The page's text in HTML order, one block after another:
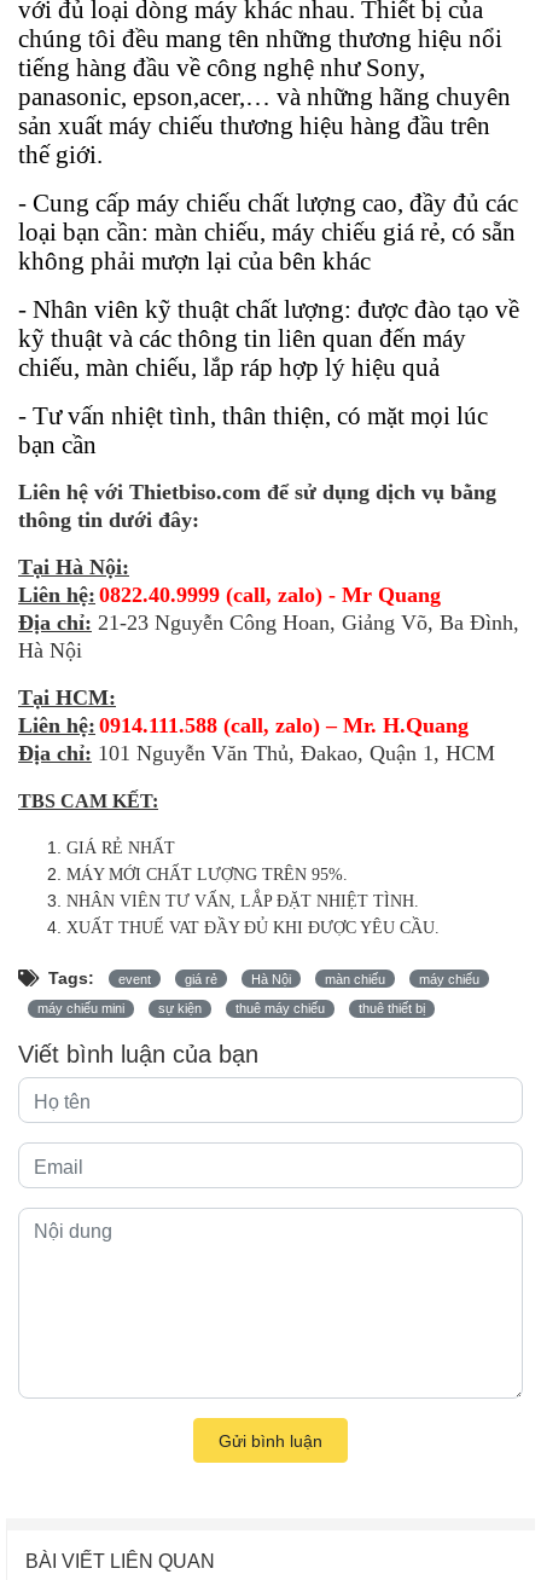
với đủ loại dòng máy khác nhau. Thiết bị của
chúng tôi đều mang tên những thương hiệu nổi
tiếng hàng đầu về công nghệ như Sony,
panasonic, epson,acer,… và những hãng chuyên
sản xuất máy chiếu thương hiệu hàng đầu trên
thế giới.
- Cung cấp máy chiếu chất lượng cao, đầy đủ các
loại bạn cần: màn chiếu, máy chiếu giá rẻ, có sẵn
không phải mượn lại của bên khác
- Nhân viên kỹ thuật chất lượng: được đào tạo về
kỹ thuật và các thông tin liên quan đến máy
chiếu, màn chiếu, lắp ráp hợp lý hiệu quả
- Tư vấn nhiệt tình, thân thiện, có mặt mọi lúc
bạn cần
Liên hệ với Thietbiso.com để sử dụng dịch vụ bằng
thông tin dưới đây:
Tại Hà Nội:
Liên hệ: 0822.40.9999 (call, zalo) - Mr Quang
Địa chỉ: 21-23 Nguyễn Công Hoan, Giảng Võ, Ba Đình,
Hà Nội
Tại HCM:
Liên hệ: 0914.111.588 (call, zalo) – Mr. H.Quang
Địa chỉ: 101 Nguyễn Văn Thủ, Đakao, Quận 1, HCM
TBS CAM KẾT:
GIÁ RẺ NHẤT
MÁY MỚI CHẤT LƯỢNG TRÊN 95%.
NHÂN VIÊN TƯ VẤN, LẮP ĐẶT NHIỆT TÌNH.
XUẤT THUẾ VAT ĐẦY ĐỦ KHI ĐƯỢC YÊU CẦU.
Tags: event giá rẻ Hà Nội màn chiếu máy chiếu
máy chiếu mini sự kiện thuê máy chiếu thuê thiết bị
Viết bình luận của bạn
Gửi bình luận
BÀI VIẾT LIÊN QUAN